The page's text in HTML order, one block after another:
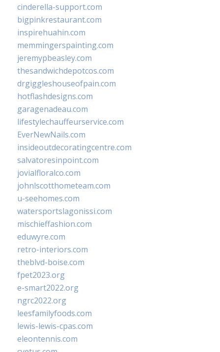
cinderella-support.com
bigpinkrestaurant.com
inspirehuahin.com
memmingerspainting.com
jeremypbeasley.com
thesandwichdepotcos.com
drgiggleshouseofpain.com
hotflashdesigns.com
garagenadeau.com
lifestylechauffeurservice.com
EverNewNails.com
insideoutdecoratingcentre.com
salvatoresinpoint.com
jovialfloralco.com
johnlscotthometeam.com
u-seehomes.com
watersportslagonissi.com
mischieffashion.com
eduwyre.com
retro-interiors.com
theblvd-boise.com
fpet2023.org
e-smart2022.org
ngrc2022.org
leesfamilyfoods.com
lewis-lewis-cpas.com
eleontennis.com